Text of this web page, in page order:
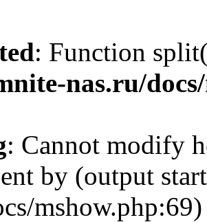
: Function
nas.ru/
: Cannot modify
by (output